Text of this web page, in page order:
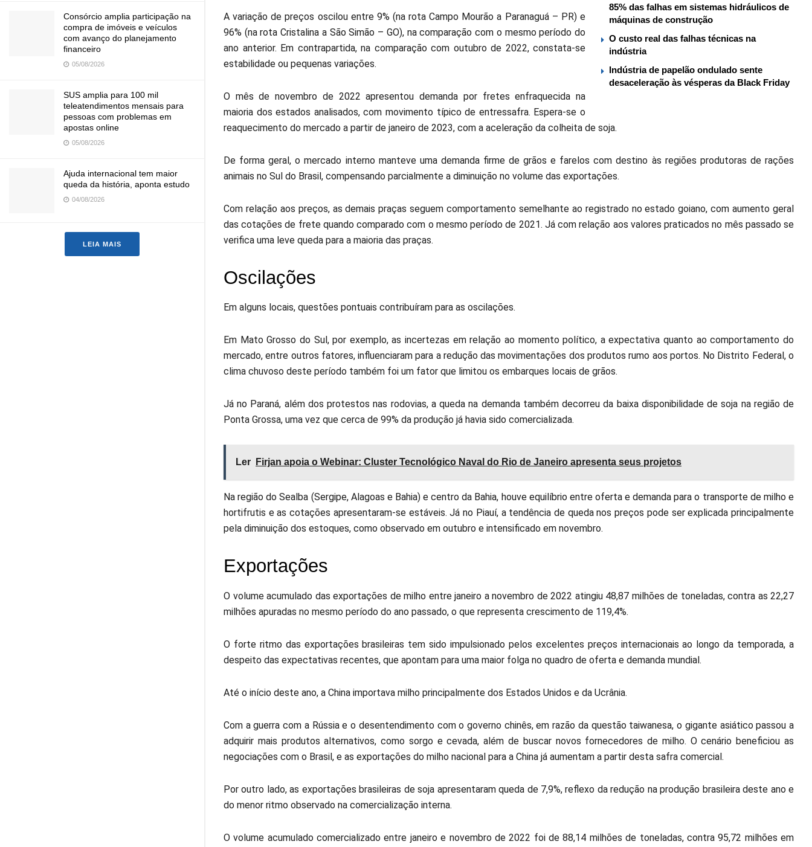
Consórcio amplia participação na
compra de imóveis e veículos
com avanço do planejamento
financeiro
05/08/2026
SUS amplia para 100 mil
teleatendimentos mensais para
pessoas com problemas em
apostas online
05/08/2026
Ajuda internacional tem maior
queda da história, aponta estudo
04/08/2026
LEIA MAIS
85% das falhas em sistemas hidráulicos de
máquinas de construção
O custo real das falhas técnicas na
indústria
Indústria de papelão ondulado sente
desaceleração às vésperas da Black Friday
A variação de preços oscilou entre 9% (na rota Campo Mourão a Paranaguá – PR) e
96% (na rota Cristalina a São Simão – GO), na comparação com o mesmo período do
ano anterior. Em contrapartida, na comparação com outubro de 2022, constata-se
estabilidade ou pequenas variações.
O mês de novembro de 2022 apresentou demanda por fretes enfraquecida na
maioria dos estados analisados, com movimento típico de entressafra. Espera-se o
reaquecimento do mercado a partir de janeiro de 2023, com a aceleração da colheita de soja.
De forma geral, o mercado interno manteve uma demanda firme de grãos e farelos com destino às regiões produtoras de rações
animais no Sul do Brasil, compensando parcialmente a diminuição no volume das exportações.
Com relação aos preços, as demais praças seguem comportamento semelhante ao registrado no estado goiano, com aumento geral
das cotações de frete quando comparado com o mesmo período de 2021. Já com relação aos valores praticados no mês passado se
verifica uma leve queda para a maioria das praças.
Oscilações
Em alguns locais, questões pontuais contribuíram para as oscilações.
Em Mato Grosso do Sul, por exemplo, as incertezas em relação ao momento político, a expectativa quanto ao comportamento do
mercado, entre outros fatores, influenciaram para a redução das movimentações dos produtos rumo aos portos. No Distrito Federal, o
clima chuvoso deste período também foi um fator que limitou os embarques locais de grãos.
Já no Paraná, além dos protestos nas rodovias, a queda na demanda também decorreu da baixa disponibilidade de soja na região de
Ponta Grossa, uma vez que cerca de 99% da produção já havia sido comercializada.
Ler Firjan apoia o Webinar: Cluster Tecnológico Naval do Rio de Janeiro apresenta seus projetos
Na região do Sealba (Sergipe, Alagoas e Bahia) e centro da Bahia, houve equilíbrio entre oferta e demanda para o transporte de milho e
hortifrutis e as cotações apresentaram-se estáveis. Já no Piauí, a tendência de queda nos preços pode ser explicada principalmente
pela diminuição dos estoques, como observado em outubro e intensificado em novembro.
Exportações
O volume acumulado das exportações de milho entre janeiro a novembro de 2022 atingiu 48,87 milhões de toneladas, contra as 22,27
milhões apuradas no mesmo período do ano passado, o que representa crescimento de 119,4%.
O forte ritmo das exportações brasileiras tem sido impulsionado pelos excelentes preços internacionais ao longo da temporada, a
despeito das expectativas recentes, que apontam para uma maior folga no quadro de oferta e demanda mundial.
Até o início deste ano, a China importava milho principalmente dos Estados Unidos e da Ucrânia.
Com a guerra com a Rússia e o desentendimento com o governo chinês, em razão da questão taiwanesa, o gigante asiático passou a
adquirir mais produtos alternativos, como sorgo e cevada, além de buscar novos fornecedores de milho. O cenário beneficiou as
negociações com o Brasil, e as exportações do milho nacional para a China já aumentam a partir desta safra comercial.
Por outro lado, as exportações brasileiras de soja apresentaram queda de 7,9%, reflexo da redução na produção brasileira deste ano e
do menor ritmo observado na comercialização interna.
O volume acumulado comercializado entre janeiro e novembro de 2022 foi de 88,14 milhões de toneladas, contra 95,72 milhões em